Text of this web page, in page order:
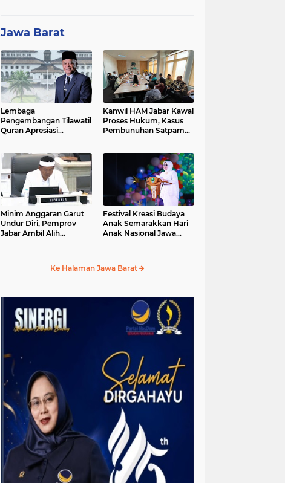
Jawa Barat
Lembaga
Pengembangan Tilawatil
Quran Apresiasi
Langsung MTQ Jabar
Kanwil HAM Jabar Kawal
Proses Hukum, Kasus
Pembunuhan Satpam
Minim Anggaran Garut
Undur Diri, Pemprov
Jabar Ambil Alih
Festival Kreasi Budaya
Anak Semarakkan Hari
Anak Nasional Jawa
Sunda
Ke Halaman Jawa Barat